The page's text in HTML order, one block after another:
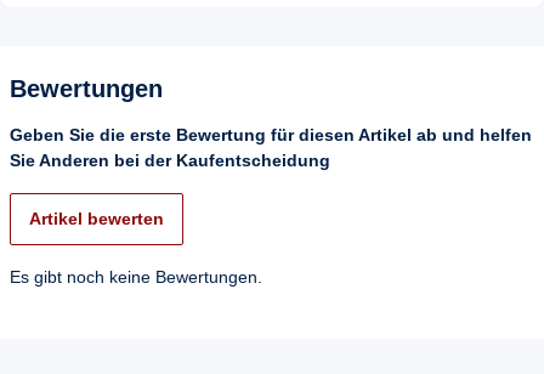
Bewertungen
Geben Sie die erste Bewertung für diesen Artikel ab und helfen
Sie Anderen bei der Kaufentscheidung
Artikel bewerten
Es gibt noch keine Bewertungen.